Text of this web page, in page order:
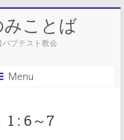
ことば
バプテスト教会
Menu
: 6～7